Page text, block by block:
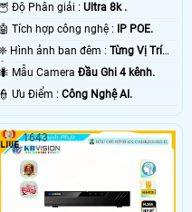
🦉 Độ Phân giải :Ultra 8k .
🤖️ Tích hợp công nghệ :
IP POE.
❈ Hình ảnh ban đêm :Từng Vị Trí
Camera .
🐜 Mẫu CameraĐầu Ghi 4 kênh.
️👮 Ưu Điểm :Công Nghệ AI.
1643